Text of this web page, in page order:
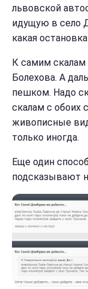
львовской
идущую в село
какая
К самим скалам
Болехова. А
пешком. Надо
скалам с обоих
живописные
только иногда.
Еще один
подсказывают